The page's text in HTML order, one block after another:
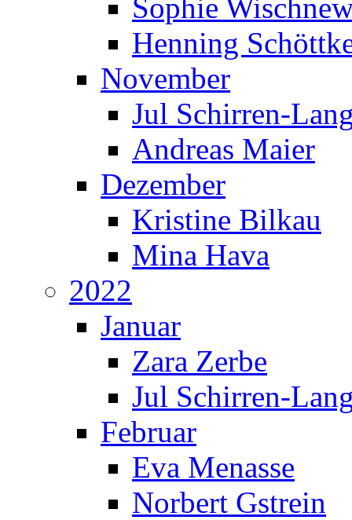
Sophie
Henning
November
Jul Schirren-
Andreas Maier
Dezember
Kristine Bilkau
Mina Hava
2022
Januar
Zara Zerbe
Jul Schirren-
Februar
Eva Menasse
Norbert Gstrein